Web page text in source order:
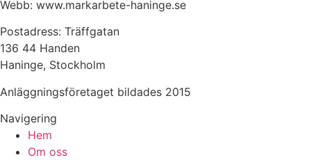
Webb: www.markarbete-haninge.se
Postadress: Träffgatan
136 44 Handen
Haninge, Stockholm
Anläggningsföretaget bildades 2015
Navigering
Hem
Om oss